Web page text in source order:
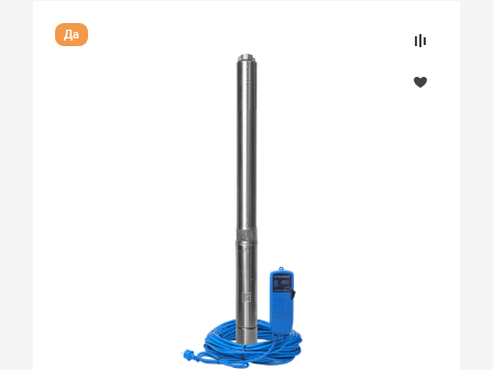
Да